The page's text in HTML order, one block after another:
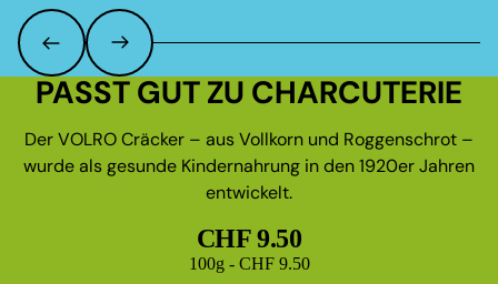
PASST GUT ZU CHARCUTERIE
Der VOLRO Cräcker – aus Vollkorn und Roggenschrot –
wurde als gesunde Kindernahrung in den 1920er Jahren
entwickelt.
CHF 9.50
Grundpreis
100g - CHF 9.50